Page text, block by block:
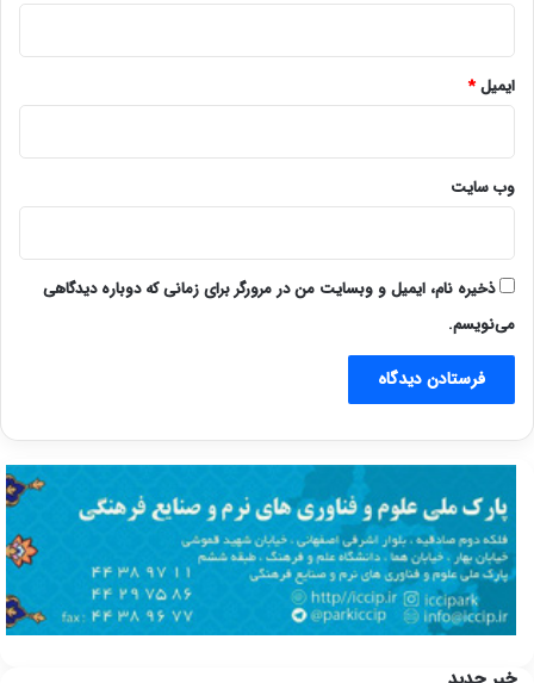
ایمیل*
وب‌ سایت
ذخیره نام، ایمیل و وبسایت من در مرورگر برای زمانی که دوباره دیدگاهی
می‌نویسم.